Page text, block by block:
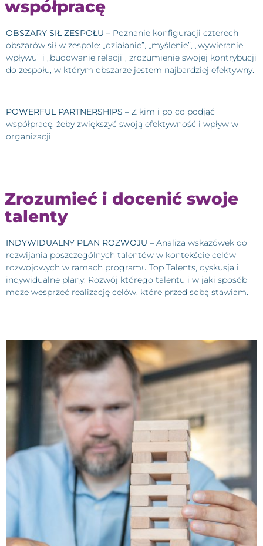
współpracę ​
OBSZARY SIŁ ZESPOŁU – Poznanie konfiguracji czterech
obszarów sił w zespole: „działanie”, „myślenie”, „wywieranie
wpływu” i „budowanie relacji”, zrozumienie swojej kontrybucji
do zespołu, w którym obszarze jestem najbardziej efektywny.
POWERFUL PARTNERSHIPS – Z kim i po co podjąć
współpracę, żeby zwiększyć swoją efektywność i wpływ w
organizacji.
Zrozumieć i docenić swoje
talenty
INDYWIDUALNY PLAN ROZWOJU – Analiza wskazówek do
rozwijania poszczególnych talentów w kontekście celów
rozwojowych w ramach programu Top Talents, dyskusja i
indywidualne plany. Rozwój którego talentu i w jaki sposób
może wesprzeć realizację celów, które przed sobą stawiam.